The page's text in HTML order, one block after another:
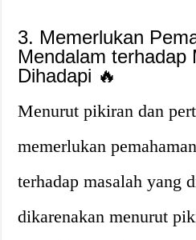
3. Memerlukan
Mendalam terhadap
Dihadapi 🔥
Menurut pikiran dan
memerlukan
terhadap masalah yang
dikarenakan menurut